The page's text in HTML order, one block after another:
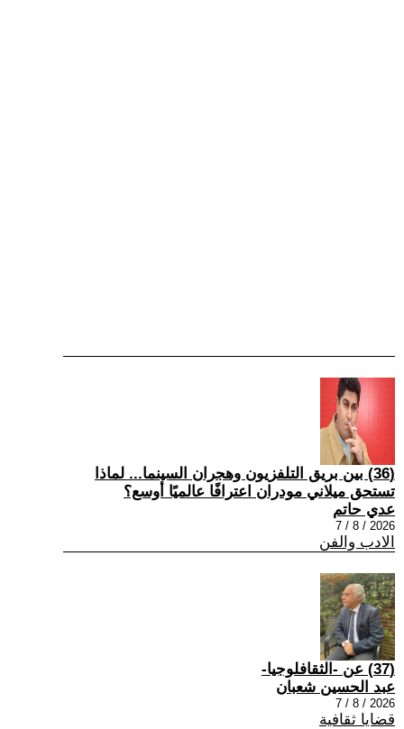
(36) بين بريق التلفزيون وهجران السينما... لماذا
تستحق ميلاني مودران اعترافًا عالميًا أوسع؟
عدي حاتم
2026 / 8 / 7
الادب والفن
(37) عن -الثقافلوجيا-
عبد الحسين شعبان
2026 / 8 / 7
قضايا ثقافية